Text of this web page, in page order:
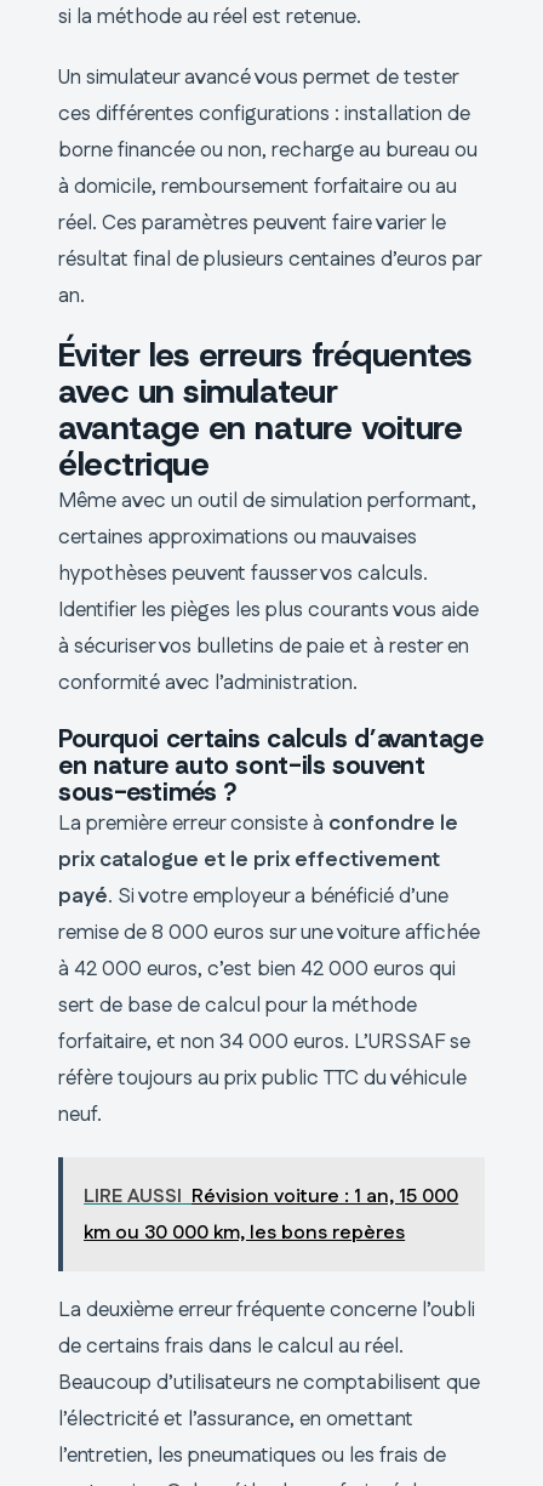
si la méthode au réel est retenue.
Un simulateur avancé vous permet de tester
ces différentes configurations : installation de
borne financée ou non, recharge au bureau ou
à domicile, remboursement forfaitaire ou au
réel. Ces paramètres peuvent faire varier le
résultat final de plusieurs centaines d’euros par
an.
Éviter les erreurs fréquentes
avec un simulateur
avantage en nature voiture
électrique
Même avec un outil de simulation performant,
certaines approximations ou mauvaises
hypothèses peuvent fausser vos calculs.
Identifier les pièges les plus courants vous aide
à sécuriser vos bulletins de paie et à rester en
conformité avec l’administration.
Pourquoi certains calculs d’avantage
en nature auto sont-ils souvent
sous-estimés ?
La première erreur consiste à confondre le
prix catalogue et le prix effectivement
payé. Si votre employeur a bénéficié d’une
remise de 8 000 euros sur une voiture affichée
à 42 000 euros, c’est bien 42 000 euros qui
sert de base de calcul pour la méthode
forfaitaire, et non 34 000 euros. L’URSSAF se
réfère toujours au prix public TTC du véhicule
neuf.
LIRE AUSSI Révision voiture : 1 an, 15 000
km ou 30 000 km, les bons repères
La deuxième erreur fréquente concerne l’oubli
de certains frais dans le calcul au réel.
Beaucoup d’utilisateurs ne comptabilisent que
l’électricité et l’assurance, en omettant
l’entretien, les pneumatiques ou les frais de